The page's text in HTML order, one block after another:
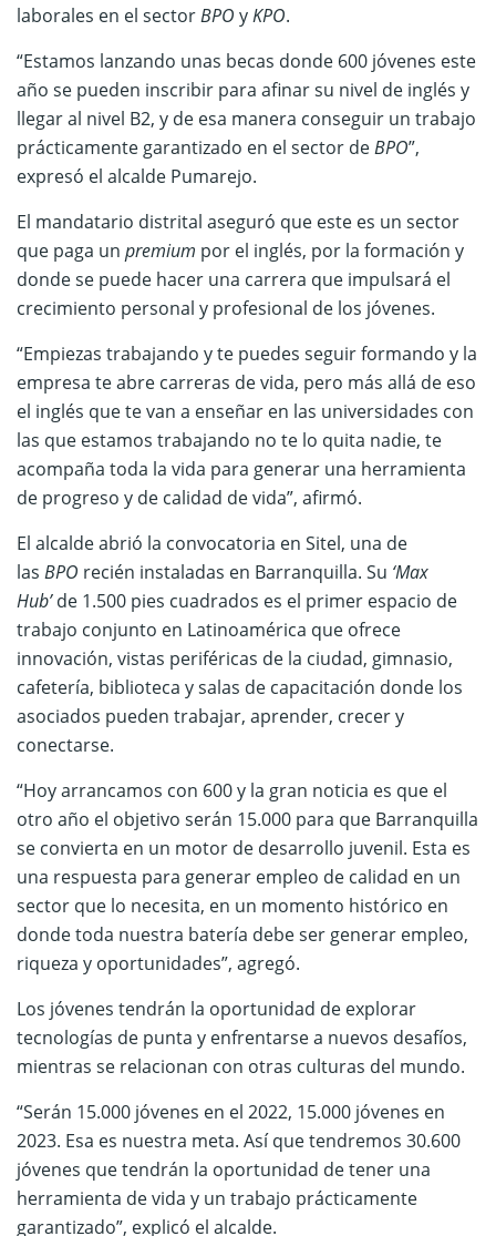
laborales en el sectorBPO yKPO.
“Estamos lanzando unas becas donde 600 jóvenes este
año se pueden inscribir para afinar su nivel de inglés y
llegar al nivel B2, y de esa manera conseguir un trabajo
prácticamente garantizado en el sector deBPO”,
expresó el alcalde Pumarejo.
El mandatario distrital aseguró que este es un sector
que paga un premium por el inglés, por la formación y
donde se puede hacer una carrera que impulsará el
crecimiento personal y profesional de los jóvenes.
“Empiezas trabajando y te puedes seguir formando y la
empresa te abre carreras de vida, pero más allá de eso
el inglés que te van a enseñar en las universidades con
las que estamos trabajando no te lo quita nadie, te
acompaña toda la vida para generar una herramienta
de progreso y de calidad de vida”, afirmó.
El alcalde abrió la convocatoria en Sitel, una de
las BPO recién instaladas en Barranquilla. Su ‘Max
Hub’de 1.500 pies cuadrados es el primer espacio de
trabajo conjunto en Latinoamérica que ofrece
innovación, vistas periféricas de la ciudad, gimnasio,
cafetería, biblioteca y salas de capacitación donde los
asociados pueden trabajar, aprender, crecer y
conectarse.
“Hoy arrancamos con 600 y la gran noticia es que el
otro año el objetivo serán 15.000 para que Barranquilla
se convierta en un motor de desarrollo juvenil. Esta es
una respuesta para generar empleo de calidad en un
sector que lo necesita, en un momento histórico en
donde toda nuestra batería debe ser generar empleo,
riqueza y oportunidades”, agregó.
Los jóvenes tendrán la oportunidad de explorar
tecnologías de punta y enfrentarse a nuevos desafíos,
mientras se relacionan con otras culturas del mundo.
“Serán 15.000 jóvenes en el 2022, 15.000 jóvenes en
2023. Esa es nuestra meta. Así que tendremos 30.600
jóvenes que tendrán la oportunidad de tener una
herramienta de vida y un trabajo prácticamente
garantizado”, explicó el alcalde.